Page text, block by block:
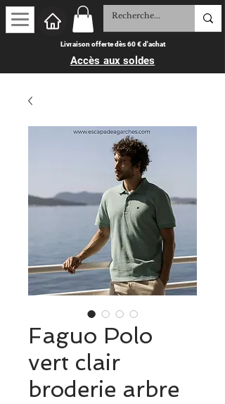
Livraison offerte dès 60 € d'achat
Accès aux soldes
Faguo Polo
vert clair
broderie arbre